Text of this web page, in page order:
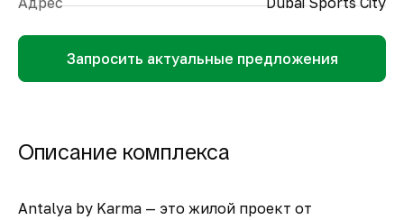
Запросить актуальные предложения
Описание комплекса
Antalya by Karma — это жилой проект от